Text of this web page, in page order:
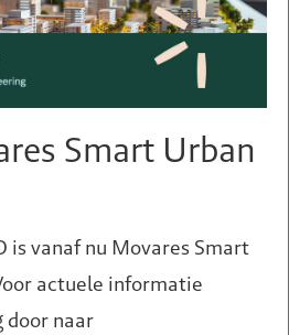
/ minder
boodschappen doet is
persoonskenmerken.
Smart Urban
is vanaf nu Movares Smart
actuele informatie
door naar